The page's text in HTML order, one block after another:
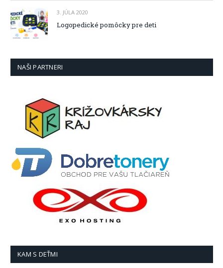
3. JÚLA 2020
Logopedické pomôcky pre deti
NAŠI PARTNERI
KAM S DEŤMI